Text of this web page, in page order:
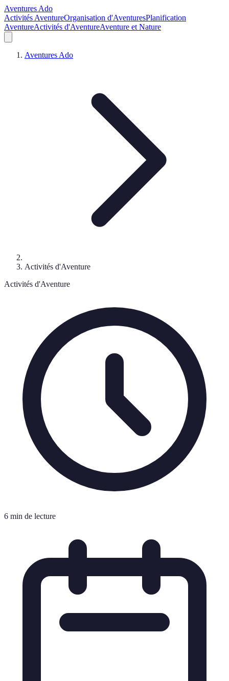
Aventures Ado
Activités AventureOrganisation d'AventuresPlanification
AventureActivités d'AventureAventure et Nature
Aventures Ado
Activités d'Aventure
Activités d'Aventure
6 min de lecture